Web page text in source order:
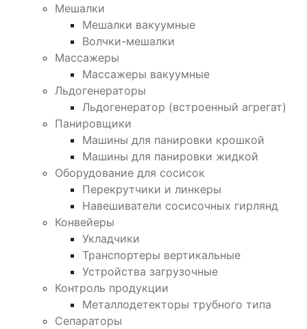
Мешалки
Мешалки вакуумные
Волчки-мешалки
Массажеры
Массажеры вакуумные
Льдогенераторы
Льдогенератор (встроенный агрегат)
Панировщики
Машины для панировки крошкой
Машины для панировки жидкой
Оборудование для сосисок
Перекрутчики и линкеры
Навешиватели сосисочных гирлянд
Конвейеры
Укладчики
Транспортеры вертикальные
Устройства загрузочные
Контроль продукции
Металлодетекторы трубного типа
Сепараторы